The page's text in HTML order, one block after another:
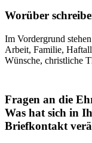
Worüber
Im Vordergrund
Arbeit, Familie,
Wünsche, christliche
Fragen an die
Was hat sich in
Briefkontakt